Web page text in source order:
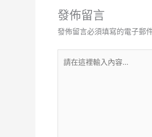
發佈留言
發佈留言必須填寫的電子郵
在